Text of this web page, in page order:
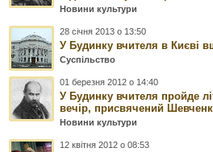
Новини культури
28 січня 2013 о 13:50
У Будинку вчителя в Києві
Суспільство
01 березня 2012 о 14:40
У Будинку вчителя пройде
вечір, присвячений
Новини культури
12 квітня 2012 о 08:53